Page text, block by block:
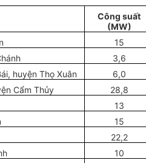
Công suất
(MW)
15
3,6
huyện Thọ Xuân 6,0
Cẩm Thủy 28,8
13
15
22,2
10